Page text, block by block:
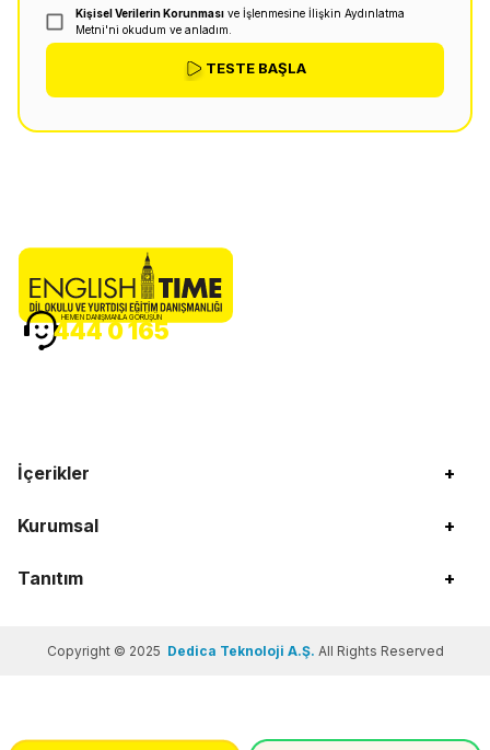
Kişisel Verilerin Korunması ve İşlenmesine İlişkin Aydınlatma
Metni'ni okudum ve anladım.
TESTE BAŞLA
İçerikler +
Kurumsal +
Tanıtım +
HEMEN DANIŞMANLA GÖRÜŞÜN
444 0 165
Copyright © 2025 Dedica Teknoloji A.Ş. All Rights Reserved